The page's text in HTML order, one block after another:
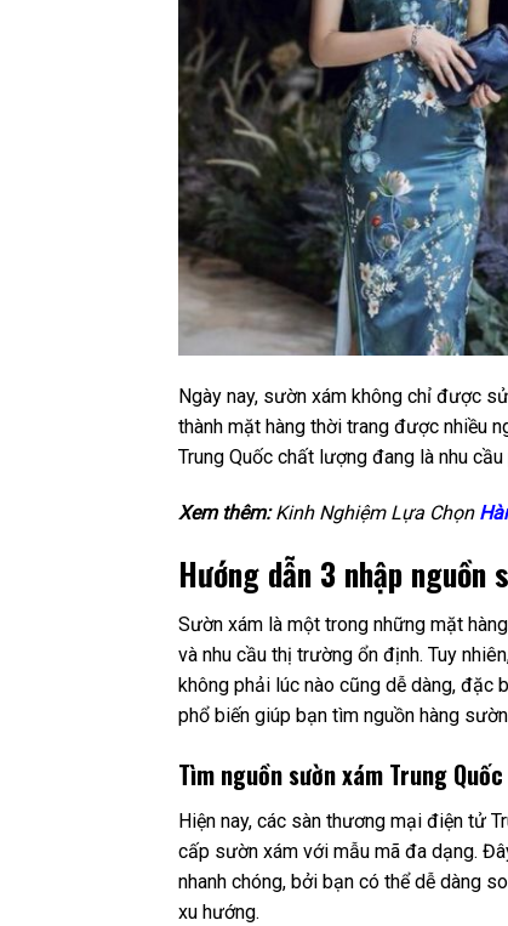
Ngày nay, sườn xám không chỉ được
thành mặt hàng thời trang được nhiều
Trung Quốc chất lượng đang là nhu
Xem thêm:Kinh Nghiệm Lựa Chọn
Hướng dẫn 3 nhập
Sườn xám là một trong những mặt
và nhu cầu thị trường ổn định. Tuy
không phải lúc nào cũng dễ dàng,
phổ biến giúp bạn tìm nguồn hàng
Tìm nguồn sườn xám Trung
Hiện nay, các sàn thương mại điện tử
cấp sườn xám với mẫu mã đa dạng.
nhanh chóng, bởi bạn có thể dễ dàng
xu hướng.